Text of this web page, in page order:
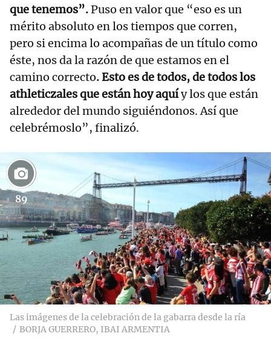
que tenemos”.Puso en valor que “eso es un
mérito absoluto en los tiempos que corren,
pero si encima lo acompañas de un título como
éste, nos da la razón de que estamos en el
camino correcto. Esto es de todos, de todos los
athleticzales que están hoy aquíy los que están
alrededor del mundo siguiéndonos. Así que
celebrémoslo”, finalizó.
89
Las imágenes de la celebración de la gabarra desde la ría
BORJA GUERRERO, IBAI ARMENTIA